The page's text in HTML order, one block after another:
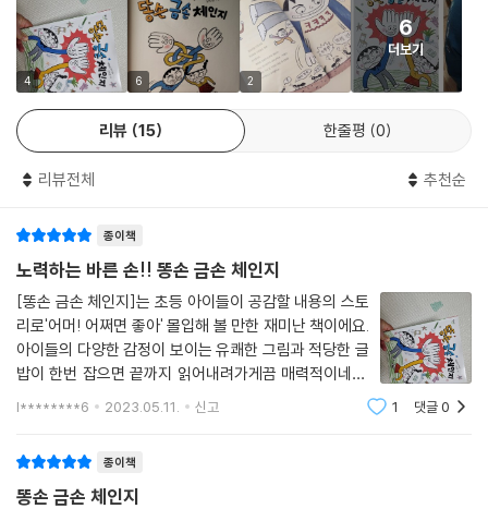
4 6 2
6
더보기
리뷰 15 한줄평 0
리뷰전체 추천순
종이책
노력하는 바른 손!! 똥손 금손 체인지
[똥손 금손 체인지]는 초등 아이들이 공감할 내용의 스토
리로'어머! 어쩌면 좋아' 몰입해 볼 만한 재미난 책이에요.
아이들의 다양한 감정이 보이는 유쾌한 그림과 적당한 글
밥이 한번 잡으면 끝까지 읽어내려가게끔 매력적이네요.
말썽만 피우는 지태의 '똥손'과뭐든지 척척 잘하는 모범생
l********6 2023.05.11. 신고 1 댓글0
종이책
똥손 금손 체인지